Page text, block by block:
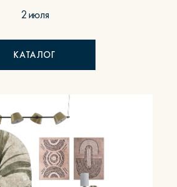
2 июля
КАТАЛОГ